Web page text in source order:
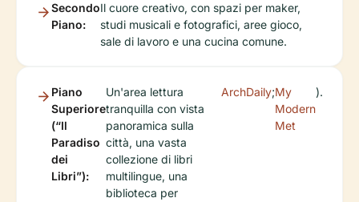
Secondo
Piano:
Il cuore creativo, con spazi per maker,
studi musicali e fotografici, aree gioco,
sale di lavoro e una cucina comune.
Piano
Superiore
(“Il
Paradiso
dei
Libri”):
Un'area lettura
tranquilla con vista
panoramica sulla
città, una vasta
collezione di libri
multilingue, una
biblioteca per
ArchDaily;My
Modern
Met
).